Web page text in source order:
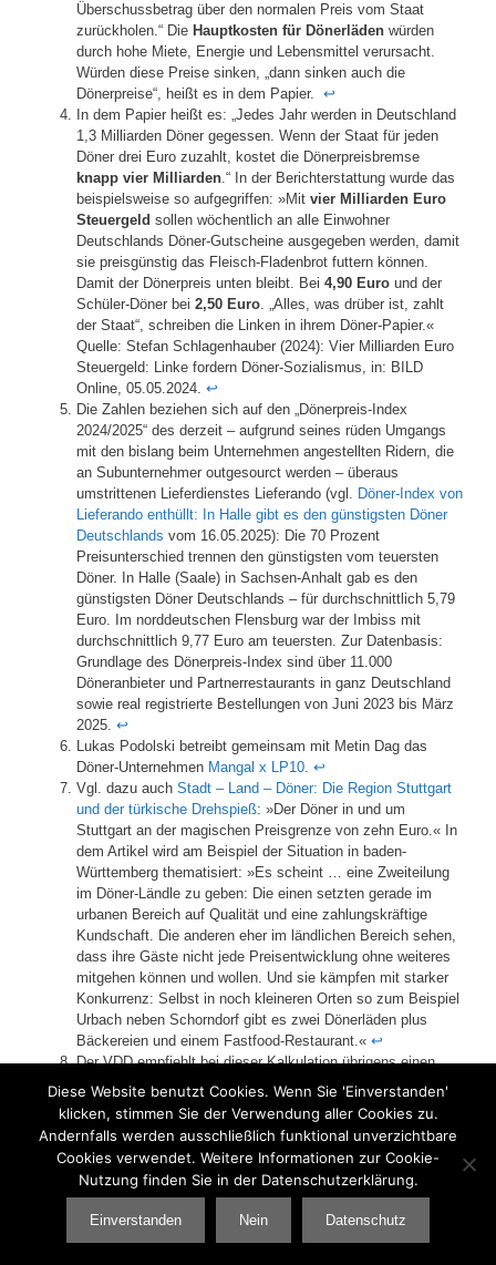
Überschussbetrag über den normalen Preis vom Staat
zurückholen.“ Die Hauptkosten für Dönerläden würden
durch hohe Miete, Energie und Lebensmittel verursacht.
Würden diese Preise sinken, „dann sinken auch die
Dönerpreise“, heißt es in dem Papier. ↩︎
In dem Papier heißt es: „Jedes Jahr werden in Deutschland
1,3 Milliarden Döner gegessen. Wenn der Staat für jeden
Döner drei Euro zuzahlt, kostet die Dönerpreisbremse
knapp vier Milliarden.“ In der Berichterstattung wurde das
beispielsweise so aufgegriffen: »Mit vier Milliarden Euro
Steuergeld sollen wöchentlich an alle Einwohner
Deutschlands Döner-Gutscheine ausgegeben werden, damit
sie preisgünstig das Fleisch-Fladenbrot futtern können.
Damit der Dönerpreis unten bleibt. Bei 4,90 Euro und der
Schüler-Döner bei 2,50 Euro. „Alles, was drüber ist, zahlt
der Staat“, schreiben die Linken in ihrem Döner-Papier.«
Quelle: Stefan Schlagenhauber (2024): Vier Milliarden Euro
Steuergeld: Linke fordern Döner-Sozialismus, in: BILD
Online, 05.05.2024. ↩︎
Die Zahlen beziehen sich auf den „Dönerpreis-Index
2024/2025“ des derzeit – aufgrund seines rüden Umgangs
mit den bislang beim Unternehmen angestellten Ridern, die
an Subunternehmer outgesourct werden – überaus
umstrittenen Lieferdienstes Lieferando (vgl. Döner-Index von
Lieferando enthüllt: In Halle gibt es den günstigsten Döner
Deutschlands vom 16.05.2025): Die 70 Prozent
Preisunterschied trennen den günstigsten vom teuersten
Döner. In Halle (Saale) in Sachsen-Anhalt gab es den
günstigsten Döner Deutschlands – für durchschnittlich 5,79
Euro. Im norddeutschen Flensburg war der Imbiss mit
durchschnittlich 9,77 Euro am teuersten. Zur Datenbasis:
Grundlage des Dönerpreis-Index sind über 11.000
Döneranbieter und Partnerrestaurants in ganz Deutschland
sowie real registrierte Bestellungen von Juni 2023 bis März
2025. ↩︎
Lukas Podolski betreibt gemeinsam mit Metin Dag das
Döner-Unternehmen Mangal x LP10. ↩︎
Vgl. dazu auch Stadt – Land – Döner: Die Region Stuttgart
und der türkische Drehspieß: »Der Döner in und um
Stuttgart an der magischen Preisgrenze von zehn Euro.« In
dem Artikel wird am Beispiel der Situation in baden-
Württemberg thematisiert: »Es scheint … eine Zweiteilung
im Döner-Ländle zu geben: Die einen setzten gerade im
urbanen Bereich auf Qualität und eine zahlungskräftige
Kundschaft. Die anderen eher im ländlichen Bereich sehen,
dass ihre Gäste nicht jede Preisentwicklung ohne weiteres
mitgehen können und wollen. Und sie kämpfen mit starker
Konkurrenz: Selbst in noch kleineren Orten so zum Beispiel
Urbach neben Schorndorf gibt es zwei Dönerläden plus
Bäckereien und einem Fastfood-Restaurant.« ↩︎
Der VDD empfiehlt bei dieser Kalkulation übrigens einen
Verkaufspreis von 10,50 Euro, da die Gastrobetriebe das
Drei- bis Vierfache des Einkaufspreises verlangen, um
rentabel zu sein. Die meisten Kosten entstehen im
Endverkauf: Miete, meistens in Innenstädten, Energie,
Personal. Vor allem die ersten beiden Posten sind in den
letzten Jahren enorm gestiegen.↩︎
Diese Website benutzt Cookies. Wenn Sie 'Einverstanden'
klicken, stimmen Sie der Verwendung aller Cookies zu.
Andernfalls werden ausschließlich funktional unverzichtbare
Cookies verwendet. Weitere Informationen zur Cookie-
Nutzung finden Sie in der Datenschutzerklärung.
Einverstanden Nein Datenschutz